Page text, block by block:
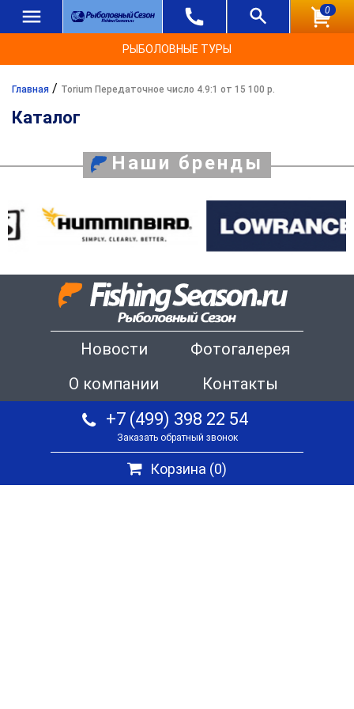
0
РЫБОЛОВНЫЕ ТУРЫ
Главная / Torium Передаточное число 4.9:1 от 15 100 р.
Каталог
Наши бренды
Новости
Фотогалерея
О компании
Контакты
+7 (499) 398 22 54
Заказать обратный звонок
Корзина (0)